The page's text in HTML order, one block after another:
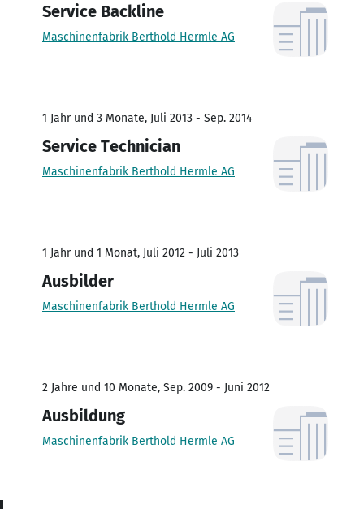
Service Backline
Maschinenfabrik Berthold Hermle AG
1 Jahr und 3 Monate, Juli 2013 - Sep. 2014
Service Technician
Maschinenfabrik Berthold Hermle AG
1 Jahr und 1 Monat, Juli 2012 - Juli 2013
Ausbilder
Maschinenfabrik Berthold Hermle AG
2 Jahre und 10 Monate, Sep. 2009 - Juni 2012
Ausbildung
Maschinenfabrik Berthold Hermle AG